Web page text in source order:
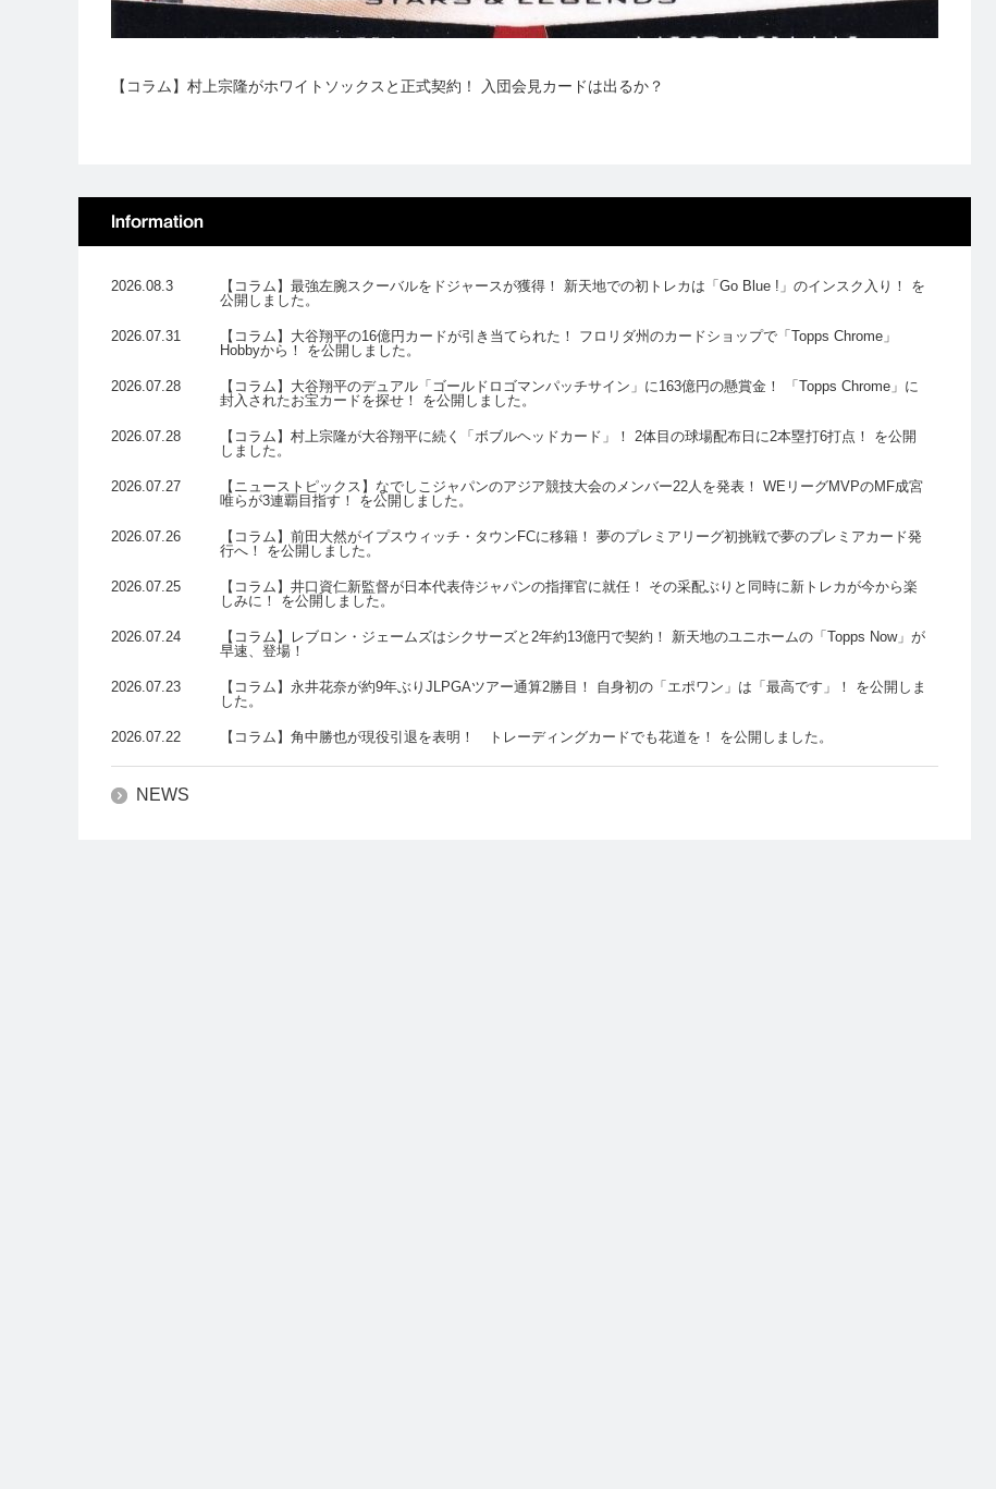
【コラム】村上宗隆がホワイトソックスと正式契約！ 入団会見カードは出るか？
Information
2026.08.3
【コラム】最強左腕スクーバルをドジャースが獲得！ 新天地での初トレカは「Go Blue !」のインスク入り！ を
公開しました。
2026.07.31
【コラム】大谷翔平の16億円カードが引き当てられた！ フロリダ州のカードショップで「Topps Chrome」
Hobbyから！ を公開しました。
2026.07.28
【コラム】大谷翔平のデュアル「ゴールドロゴマンパッチサイン」に163億円の懸賞金！ 「Topps Chrome」に
封入されたお宝カードを探せ！ を公開しました。
2026.07.28
【コラム】村上宗隆が大谷翔平に続く「ボブルヘッドカード」！ 2体目の球場配布日に2本塁打6打点！ を公開
しました。
2026.07.27
【ニューストピックス】なでしこジャパンのアジア競技大会のメンバー22人を発表！ WEリーグMVPのMF成宮
唯らが3連覇目指す！ を公開しました。
2026.07.26
【コラム】前田大然がイプスウィッチ・タウンFCに移籍！ 夢のプレミアリーグ初挑戦で夢のプレミアカード発
行へ！ を公開しました。
2026.07.25
【コラム】井口資仁新監督が日本代表侍ジャパンの指揮官に就任！ その采配ぶりと同時に新トレカが今から楽
しみに！ を公開しました。
2026.07.24
【コラム】レブロン・ジェームズはシクサーズと2年約13億円で契約！ 新天地のユニホームの「Topps Now」が
早速、登場！
2026.07.23
【コラム】永井花奈が約9年ぶりJLPGAツアー通算2勝目！ 自身初の「エポワン」は「最高です」！ を公開しま
した。
2026.07.22 【コラム】角中勝也が現役引退を表明！ トレーディングカードでも花道を！ を公開しました。
NEWS